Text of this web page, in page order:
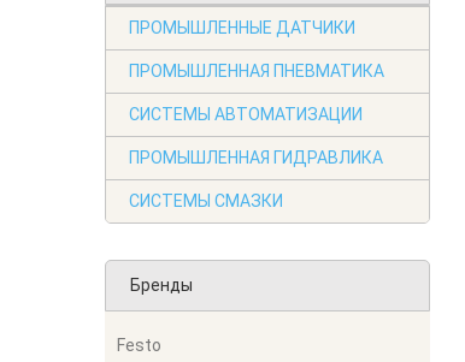
ПРОМЫШЛЕННЫЕ ДАТЧИКИ
ПРОМЫШЛЕННАЯ ПНЕВМАТИКА
СИСТЕМЫ АВТОМАТИЗАЦИИ
ПРОМЫШЛЕННАЯ ГИДРАВЛИКА
СИСТЕМЫ СМАЗКИ
Бренды
Festo